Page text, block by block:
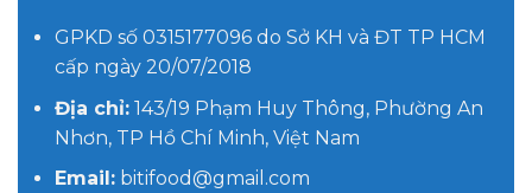
GPKD số 0315177096 do Sở KH và ĐT TP HCM
cấp ngày 20/07/2018
Địa chỉ:143/19 Phạm Huy Thông, Phường An
Nhơn, TP Hồ Chí Minh, Việt Nam
Email:bitifood@gmail.com